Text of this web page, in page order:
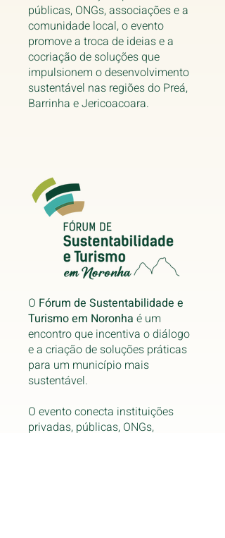
públicas, ONGs, associações e a
comunidade local, o evento
promove a troca de ideias e a
cocriação de soluções que
impulsionem o desenvolvimento
sustentável nas regiões do Preá,
Barrinha e Jericoacoara.
O Fórum de Sustentabilidade e
Turismo em Noronha é um
encontro que incentiva o diálogo
e a criação de soluções práticas
para um município mais
sustentável.
O evento conecta instituições
privadas, públicas, ONGs,